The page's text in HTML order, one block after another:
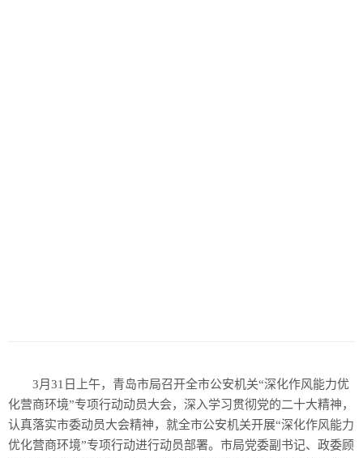
3月31日上午，青岛市局召开全市公安机关“深化作风能力优
化营商环境”专项行动动员大会，深入学习贯彻党的二十大精神，
认真落实市委动员大会精神，就全市公安机关开展“深化作风能力
优化营商环境”专项行动进行动员部署。市局党委副书记、政委顾